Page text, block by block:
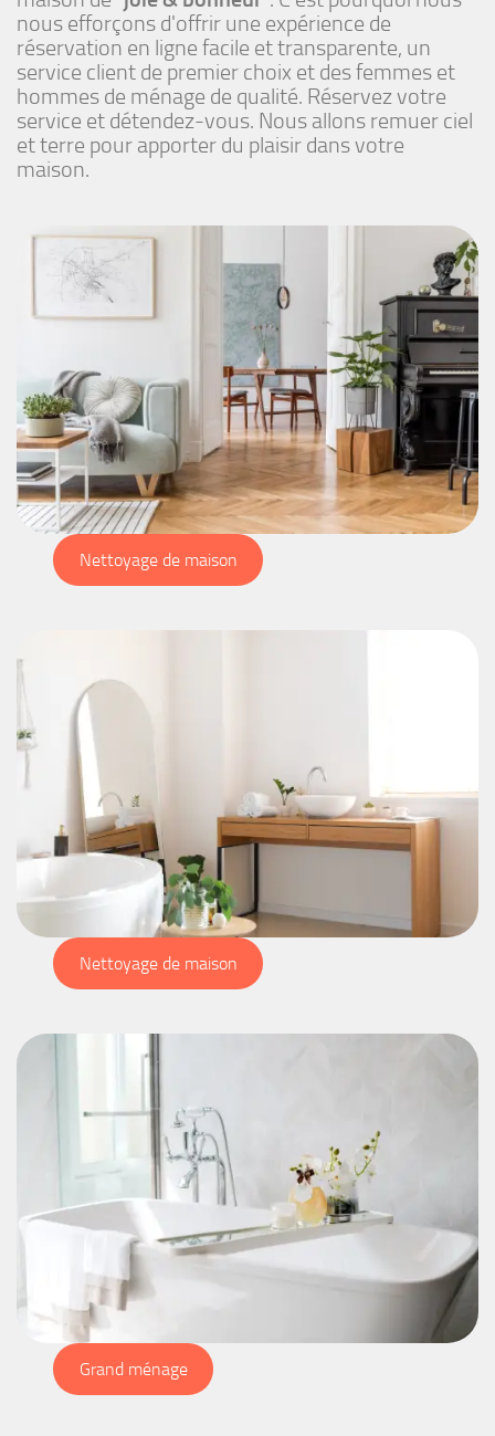
nous efforçons d'offrir une expérience de
réservation en ligne facile et transparente, un
service client de premier choix et des femmes et
hommes de ménage de qualité. Réservez votre
service et détendez-vous. Nous allons remuer ciel
et terre pour apporter du plaisir dans votre
maison.
Nettoyage de maison
Nettoyage de maison
Grand ménage